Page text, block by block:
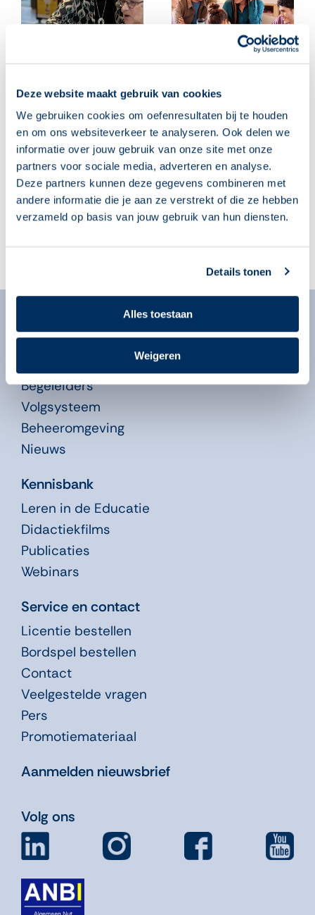
Deze website maakt gebruik van cookies
We gebruiken cookies om oefenresultaten bij te houden
en om ons websiteverkeer te analyseren. Ook delen we
informatie over jouw gebruik van onze site met onze
partners voor sociale media, adverteren en analyse.
Deze partners kunnen deze gegevens combineren met
andere informatie die je aan ze verstrekt of die ze hebben
verzameld op basis van jouw gebruik van hun diensten.
Details tonen
Alles toestaan
Weigeren
‘Leuk, ik mag weer
naar computerles!’
05 augustus 2026
Begeleiders, klaar voor
het nieuwe
cursusjaar? Deze 10
tips helpen je op weg
04 augustus 2026
Over ons
Over onze programma’s
Begeleiders
Volgsysteem
Beheeromgeving
Nieuws
Kennisbank
Leren in de Educatie
Didactiekfilms
Publicaties
Webinars
Service en contact
Licentie bestellen
Bordspel bestellen
Contact
Veelgestelde vragen
Pers
Promotiemateriaal
Aanmelden nieuwsbrief
Volg ons